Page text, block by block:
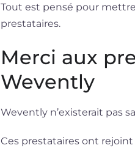
Tout est pensé pour
prestataires.
Merci aux
Wevently
Wevently n’existerait pas
Ces prestataires ont